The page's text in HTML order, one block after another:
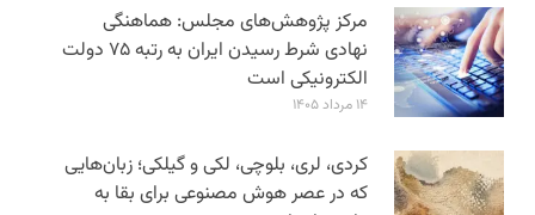
مرکز پژوهش‌های مجلس: هماهنگی
نهادی شرط رسیدن ایران به رتبه ۷۵ دولت
الکترونیکی است
۱۴ مرداد ۱۴۰۵
کردی، لری، بلوچی، لکی و گیلکی؛ زبان‌هایی
که در عصر هوش مصنوعی برای بقا به